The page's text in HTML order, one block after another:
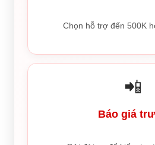
Chọn hỗ trợ đến 500K
📲
Báo giá